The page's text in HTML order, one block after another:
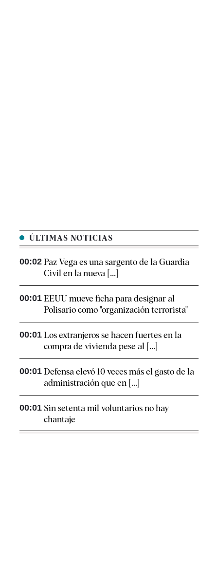
ÚLTIMAS NOTICIAS
00:02 Paz Vega es una sargento de la Guardia
Civil en la nueva [...]
00:01 EEUU mueve ficha para designar al
Polisario como "organización terrorista"
00:01 Los extranjeros se hacen fuertes en la
compra de vivienda pese al [...]
00:01 Defensa elevó 10 veces más el gasto de la
administración que en [...]
00:01 Sin setenta mil voluntarios no hay
chantaje